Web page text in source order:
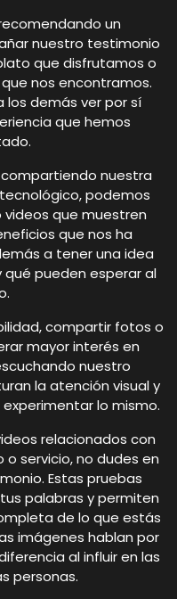
un
nuestro testimonio
que disfrutamos o
nos encontramos.
los demás ver por sí
que hemos
nuestra
podemos
que muestren
que nos ha
a tener una idea
pueden esperar al
compartir fotos o
mayor interés en
nuestro
la atención visual y
lo mismo.
relacionados con
servicio, no dudes en
Estas pruebas
palabras y permiten
de lo que estás
imágenes hablan por
al influir en las
personas.